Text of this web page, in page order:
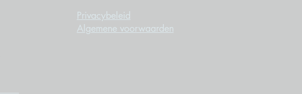
Privacybeleid
Algemene voorwaarden